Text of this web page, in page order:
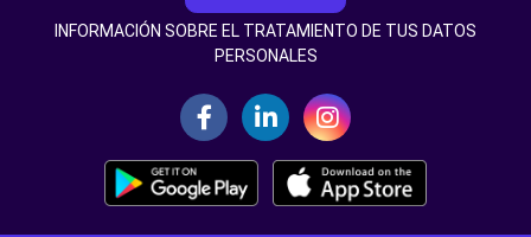
INFORMACIÓN SOBRE EL TRATAMIENTO DE TUS DATOS
PERSONALES